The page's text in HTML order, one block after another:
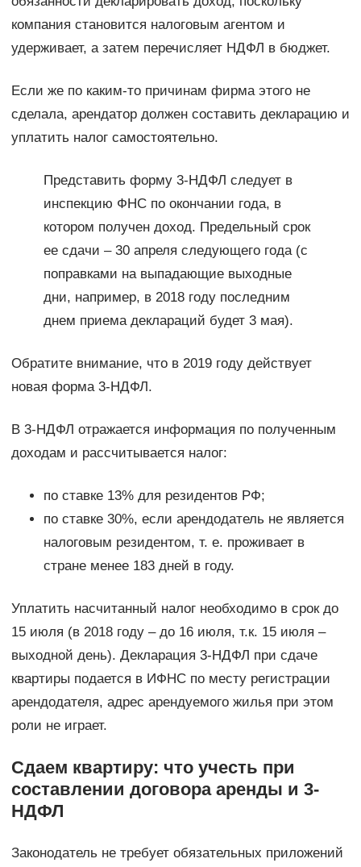
компания становится налоговым агентом и
удерживает, а затем перечисляет НДФЛ в бюджет.
Если же по каким-то причинам фирма этого не
сделала, арендатор должен составить декларацию и
уплатить налог самостоятельно.
Представить форму 3-НДФЛ следует в
инспекцию ФНС по окончании года, в
котором получен доход. Предельный срок
ее сдачи – 30 апреля следующего года (с
поправками на выпадающие выходные
дни, например, в 2018 году последним
днем приема деклараций будет 3 мая).
Обратите внимание, что в 2019 году действует
новая форма 3-НДФЛ.
В 3-НДФЛ отражается информация по полученным
доходам и рассчитывается налог:
по ставке 13% для резидентов РФ;
по ставке 30%, если арендодатель не является
налоговым резидентом, т. е. проживает в
стране менее 183 дней в году.
Уплатить насчитанный налог необходимо в срок до
15 июля (в 2018 году – до 16 июля, т.к. 15 июля –
выходной день). Декларация 3-НДФЛ при сдаче
квартиры подается в ИФНС по месту регистрации
арендодателя, адрес арендуемого жилья при этом
роли не играет.
Сдаем квартиру: что учесть при
составлении договора аренды и 3-
НДФЛ
Законодатель не требует обязательных приложений